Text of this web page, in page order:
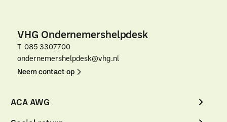
VHG Ondernemers­helpdesk
T 085 3307700
ondernemershelpdesk@vhg.nl
Neem contact op
ACA AWG